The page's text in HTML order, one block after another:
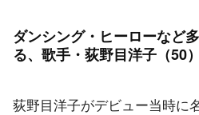
ダンシング・ヒーローなど
る、歌手・荻野目洋子（50）
荻野目洋子がデビュー当時に